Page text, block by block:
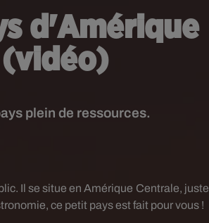
d'Amérique
plein de ressources.
Il se situe en Amérique Centrale, juste
ce petit pays est fait pour vous !